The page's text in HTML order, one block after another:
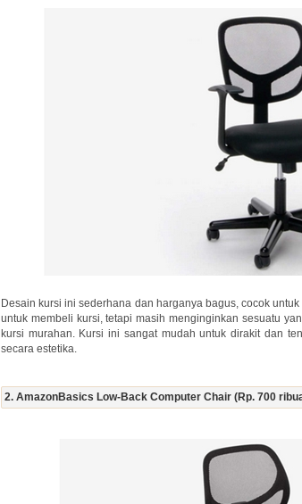
Desain kursi ini sederhana dan harganya bagus, cocok
untuk membeli kursi, tetapi masih menginginkan sesuatu
kursi murahan. Kursi ini sangat mudah untuk dirakit dan
secara estetika.
2. AmazonBasics Low-Back Computer Chair (Rp. 700